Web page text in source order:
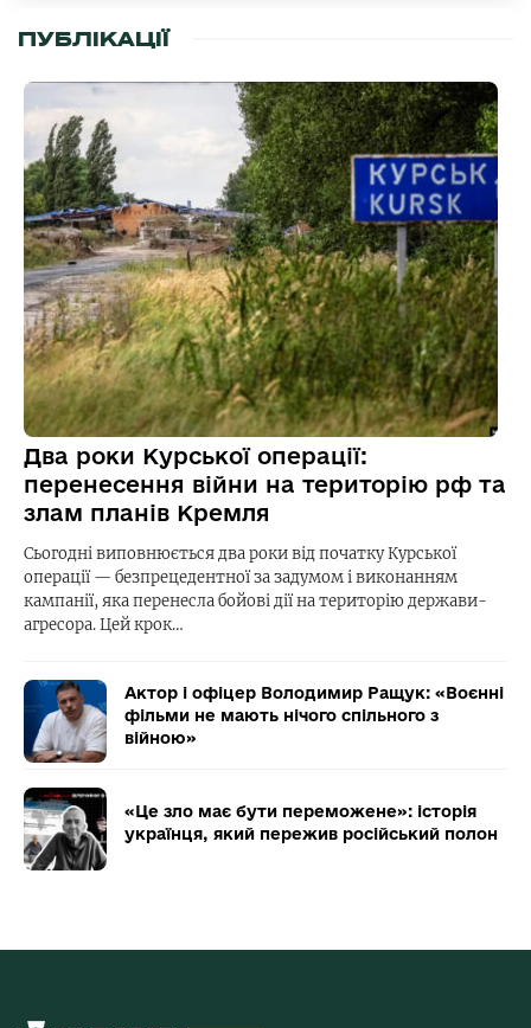
ПУБЛІКАЦІЇ
Два роки Курської операції:
перенесення війни на територію рф та
злам планів Кремля
Сьогодні виповнюється два роки від початку Курської
операції — безпрецедентної за задумом і виконанням
кампанії, яка перенесла бойові дії на територію держави-
агресора. Цей крок…
Актор і офіцер Володимир Ращук: «Воєнні
фільми не мають нічого спільного з
війною»
«Це зло має бути переможене»: історія
українця, який пережив російський полон